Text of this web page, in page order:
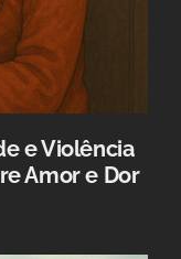
e Violência
Amor e Dor